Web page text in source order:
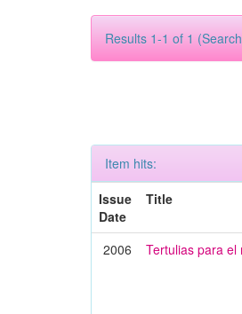
Results 1-1 of 1
Item hits:
Issue
Date
Title
2006 Tertulias para